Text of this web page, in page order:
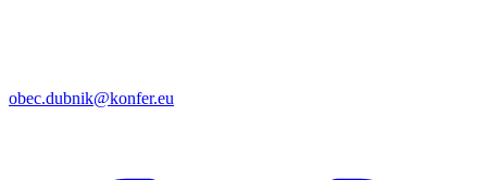
obec.dubnik@konfer.eu